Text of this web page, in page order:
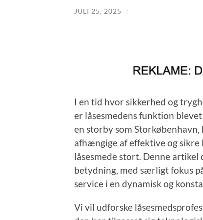
JULI 25, 2025 /
I en tid hvor sikkerhed og
er låsesmedens funktion
en storby som
afhængige af effektive og sikre
låsesmede stort. Denne artikel
betydning, med særligt fokus
service i en dynamisk og
Vi vil udforske